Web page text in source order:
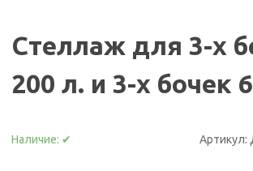
Стеллаж для 3-х
200 л. и 3-х бочек
Наличие: ✔ Артикул: